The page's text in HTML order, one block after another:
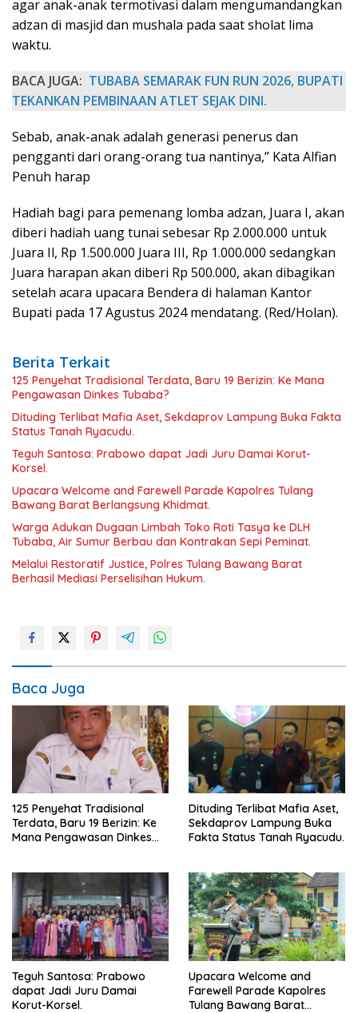
agar anak-anak termotivasi dalam mengumandangkan
adzan di masjid dan mushala pada saat sholat lima
waktu.
BACA JUGA: TUBABA SEMARAK FUN RUN 2026, BUPATI
TEKANKAN PEMBINAAN ATLET SEJAK DINI.
Sebab, anak-anak adalah generasi penerus dan
pengganti dari orang-orang tua nantinya,” Kata Alfian
Penuh harap
Hadiah bagi para pemenang lomba adzan, Juara I, akan
diberi hadiah uang tunai sebesar Rp 2.000.000 untuk
Juara Il, Rp 1.500.000 Juara III, Rp 1.000.000 sedangkan
Juara harapan akan diberi Rp 500.000, akan dibagikan
setelah acara upacara Bendera di halaman Kantor
Bupati pada 17 Agustus 2024 mendatang. (Red/Holan).
Berita Terkait
125 Penyehat Tradisional Terdata, Baru 19 Berizin: Ke Mana
Pengawasan Dinkes Tubaba?
Dituding Terlibat Mafia Aset, Sekdaprov Lampung Buka Fakta
Status Tanah Ryacudu.
Teguh Santosa: Prabowo dapat Jadi Juru Damai Korut-
Korsel.
Upacara Welcome and Farewell Parade Kapolres Tulang
Bawang Barat Berlangsung Khidmat.
Warga Adukan Dugaan Limbah Toko Roti Tasya ke DLH
Tubaba, Air Sumur Berbau dan Kontrakan Sepi Peminat.
Melalui Restoratif Justice, Polres Tulang Bawang Barat
Berhasil Mediasi Perselisihan Hukum.
Baca Juga
125 Penyehat Tradisional
Terdata, Baru 19 Berizin: Ke
Mana Pengawasan Dinkes
Dituding Terlibat Mafia Aset,
Sekdaprov Lampung Buka
Fakta Status Tanah Ryacudu.
Teguh Santosa: Prabowo
dapat Jadi Juru Damai
Korut-Korsel.
Upacara Welcome and
Farewell Parade Kapolres
Tulang Bawang Barat